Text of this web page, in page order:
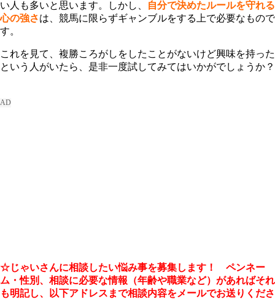
い人も多いと思います。しかし、
自分で決めたルールを守れる
心の強さは、競馬に限らずギャンブルをする上で必要なもので
す。
これを見て、複勝ころがしをしたことがないけど興味を持った
という人がいたら、是非一度試してみてはいかがでしょうか？
☆じゃいさんに相談したい悩み事を募集します！ ペンネー
ム・性別、相談に必要な情報（年齢や職業など）があればそれ
も明記し、以下アドレスまで相談内容をメールでお送りくださ